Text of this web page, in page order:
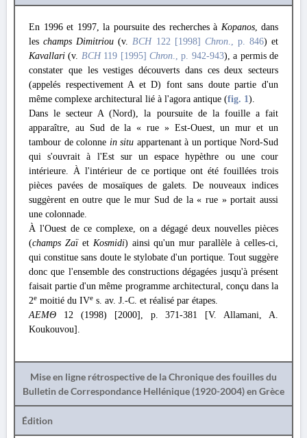
En 1996 et 1997, la poursuite des recherches à Kopanos, dans
leschamps Dimitriou (v.BCH122 [1998] Chron., p. 846) et
Kavallari(v. BCH 119 [1995]Chron., p. 942-943), a permis de
constater que les vestiges découverts dans ces deux secteurs
(appelés respectivement A et D) font sans doute partie d'un
même complexe architectural lié à l'agora antique (fig. 1).
Dans le secteur A (Nord), la poursuite de la fouille a fait
apparaître, au Sud de la « rue » Est-Ouest, un mur et un
tambour de colonne in situ appartenant à un portique Nord-Sud
qui s'ouvrait à l'Est sur un espace hypèthre ou une cour
intérieure. À l'intérieur de ce portique ont été fouillées trois
pièces pavées de mosaïques de galets. De nouveaux indices
suggèrent en outre que le mur Sud de la « rue » portait aussi
une colonnade.
À l'Ouest de ce complexe, on a dégagé deux nouvelles pièces
(champs Zaï etKosmidi) ainsi qu'un mur parallèle à celles-ci,
qui constitue sans doute le stylobate d'un portique. Tout suggère
donc que l'ensemble des constructions dégagées jusqu'à présent
faisait partie d'un même programme architectural, conçu dans la
2e moitié du IVe s. av. J.-C. et réalisé par étapes.
ΑΕΜΘ 12 (1998) [2000], p. 371-381 [V. Allamani, A.
Koukouvou].
Mise en ligne rétrospective de la Chronique des fouilles du
Bulletin de Correspondance Hellénique (1920-2004) en Grèce
Édition